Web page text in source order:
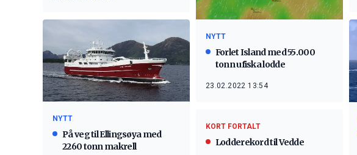
NYTT
Forlet Island med 55.000
tonn ufiska lodde
23.02.2022 13:54
NYTT
På veg til Ellingsøya med
2260 tonn makrell
KORT FORTALT
Lodderekord til Vedde